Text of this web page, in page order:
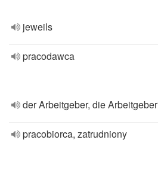
jeweils
pracodawca
der Arbeitgeber, die Arbeitgeber
pracobiorca, zatrudniony